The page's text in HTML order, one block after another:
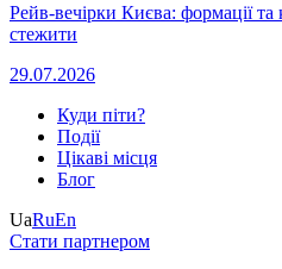
Рейв-вечірки Києва: формації
стежити
29.07.2026
Куди піти?
Події
Цікаві місця
Блог
UaRuEn
Стати партнером